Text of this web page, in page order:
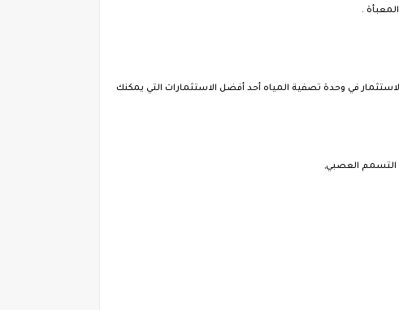
.
في وحدة تصفية المياه أحد أفضل الاستثمارات التي يمكنك
التسمم العصبي,